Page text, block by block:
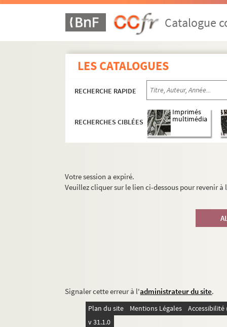
Catalogue
LES CATALOGUES
RECHERCHE RAPIDE
RECHERCHES CIBLÉES
Imprimés
multimédia
Votre session a expiré.
Veuillez cliquer sur le lien ci-dessous pour revenir
Signaler cette erreur à l'administrateur du site.
Plan du site Mentions Légales
v 31.1.0